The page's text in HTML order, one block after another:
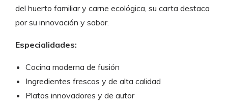
del huerto familiar y carne ecológica, su carta destaca
por su innovación y sabor.
Especialidades:
Cocina moderna de fusión
Ingredientes frescos y de alta calidad
Platos innovadores y de autor